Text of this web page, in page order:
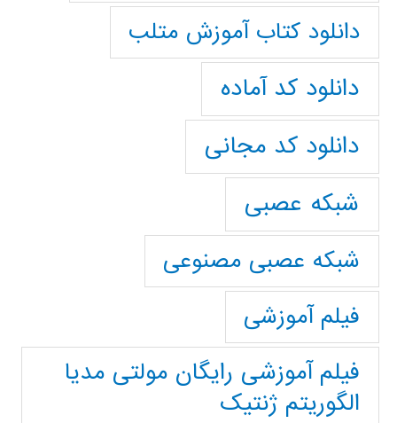
دانلود کتاب آموزش متلب
دانلود کد آماده
دانلود کد مجانی
شبکه عصبی
شبکه عصبی مصنوعی
فیلم آموزشی
فیلم آموزشی رایگان مولتی مدیا
الگوریتم ژنتیک